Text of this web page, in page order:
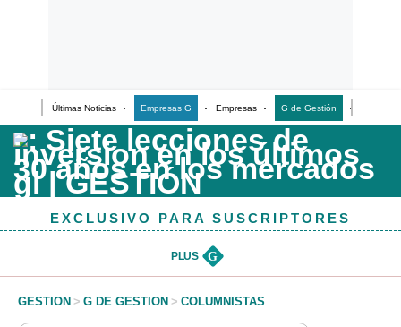
Últimas Noticias Empresas G Empresas G de Gestión
Últimas Noticias
Casos de Estudio
Columnistas
InfografíasEXCLUSIVO PARA SUSCRIPTORES
PLUS G
GESTION > G DE GESTION > COLUMNISTAS